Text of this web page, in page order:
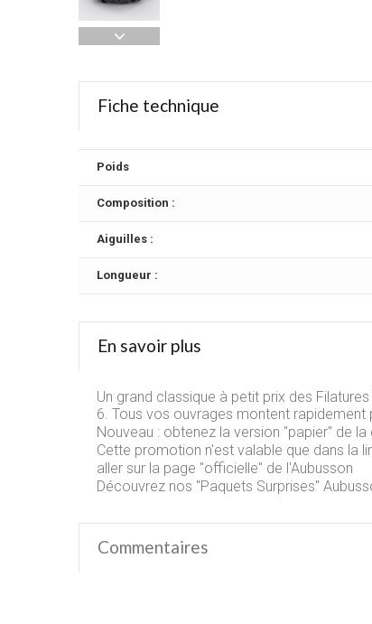
Fiche technique
Poids
Composition :
Aiguilles :
Longueur :
En savoir plus
Un grand classique à petit prix des Filatures
6. Tous vos ouvrages montent rapidement
Nouveau : obtenez la version "papier" de
Cette promotion n'est valable que dans la
aller sur la page "officielle" de l'Aubusson
Découvrez nos "Paquets Surprises"
Commentaires